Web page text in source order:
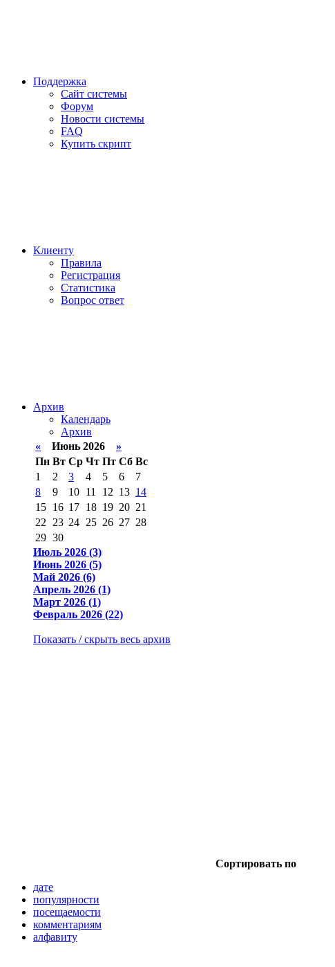
Поддержка
Сайт системы
Форум
Новости системы
FAQ
Купить скрипт
Клиенту
Правила
Регистрация
Статистика
Вопрос ответ
Архив
Календарь
Архив
« Июнь 2026 »
Пн Вт Ср Чт Пт Сб Вс
1
2 3 4 5 6
7
8
9 10 11 12 13 14
15 16 17 18 19 20 21
22
23 24 25 26 27 28
29 30
Июль 2026 (3)
Июнь 2026 (5)
Май 2026 (6)
Апрель 2026 (1)
Март 2026 (1)
Февраль 2026 (22)
Показать / скрыть весь архив
Сортировать по
дате
популярности
посещаемости
комментариям
алфавиту